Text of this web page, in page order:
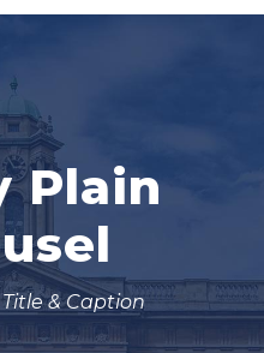
Plain
& Caption